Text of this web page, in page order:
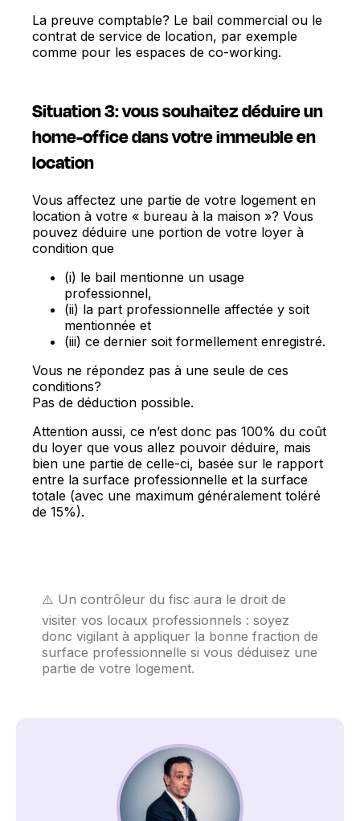
La preuve comptable? Le bail commercial ou le
contrat de service de location, par exemple
comme pour les espaces de co-working.
Situation 3: vous souhaitez déduire un
home-office dans votre immeuble en
location
Vous affectez une partie de votre logement en
location à votre « bureau à la maison »? Vous
pouvez déduire une portion de votre loyer à
condition que
(i) le bail mentionne un usage
professionnel,
(ii) la part professionnelle affectée y soit
mentionnée et
(iii) ce dernier soit formellement enregistré.
Vous ne répondez pas à une seule de ces
conditions?
Pas de déduction possible.
Attention aussi, ce n’est donc pas 100% du coût
du loyer que vous allez pouvoir déduire, mais
bien une partie de celle-ci, basée sur le rapport
entre la surface professionnelle et la surface
totale (avec une maximum généralement toléré
de 15%).
⚠️ Un contrôleur du fisc aura le droit de
visiter vos locaux professionnels : soyez
donc vigilant à appliquer la bonne fraction de
surface professionnelle si vous déduisez une
partie de votre logement.